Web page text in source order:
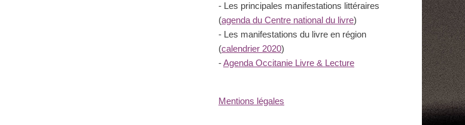
- Les principales manifestations littéraires
(agenda du Centre national du livre)
- Les manifestations du livre en région
(calendrier 2020)
-Agenda Occitanie Livre & Lecture
Mentions légales